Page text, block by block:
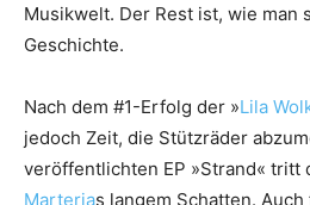
Musikwelt. Der Rest ist, wie man
Geschichte.
Nach dem #1-Erfolg der »Lila
jedoch Zeit, die Stützräder
veröffentlichten EP »Strand« tritt
Marterias langem Schatten.